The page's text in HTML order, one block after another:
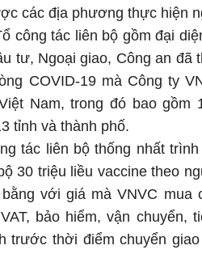
các địa phương thực hiện
công tác liên bộ gồm đại
tư, Ngoại giao, Công an đã
COVID-19 mà Công ty
Nam, trong đó bao gồm
tỉnh và thành phố.
tác liên bộ thống nhất
30 triệu liều vaccine theo
với giá mà VNVC mua
bảo hiểm, vận chuyển,
trước thời điểm chuyển